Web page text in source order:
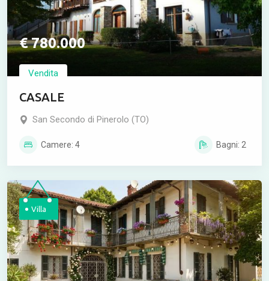
€ 780.000
Vendita
CASALE
San Secondo di Pinerolo (TO)
Camere: 4 Bagni: 2
Villa